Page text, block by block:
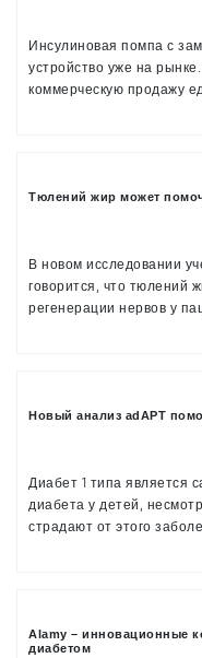
Инсулиновая помпа с
устройство уже на
коммерческую продажу
Тюлений жир может
В новом исследовании
говорится, что тюлений
регенерации нервов у
Новый анализ adAPT
Диабет 1 типа является
диабета у детей,
страдают от этого
гормон извне, чтобы
Alamy – инновационные
диабетом